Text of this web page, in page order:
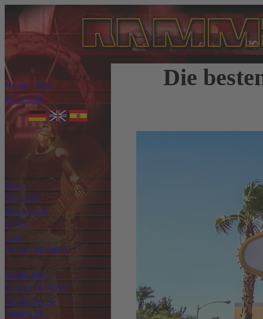
Home / Start
Fanartikel
News
Biografie
Discografie
Lyrics
Tour
Auszeichnungen
Musik Blog
Fotos und Bilder
Online Spiele
Gästebuch
Die